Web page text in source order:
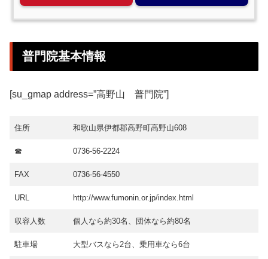
普門院基本情報
[su_gmap address=”高野山 普門院”]
住所 和歌山県伊都郡高野町高野山608
☎ 0736-56-2224
FAX 0736-56-4550
URL http://www.fumonin.or.jp/index.html
収容人数 個人なら約30名、団体なら約80名
駐車場 大型バスなら2台、乗用車なら6台